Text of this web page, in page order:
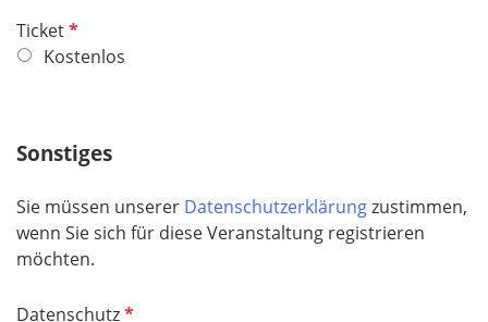
TicketP
f
h
f
e
l
Kostenlos
Sonstiges
Sie müssen unserer Datenschutzerklärungzustimmen,
wenn Sie sich für diese Veranstaltung registrieren
möchten.
DatenschutzP